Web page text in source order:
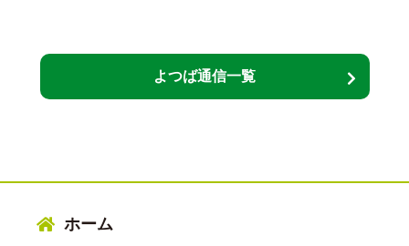
よつば通信一覧
ホーム